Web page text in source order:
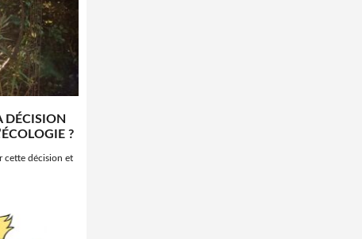
DÉCISION
?
cette décision et